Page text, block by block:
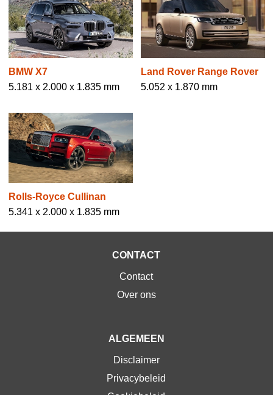
BMW X7
5.181 x 2.000 x 1.835 mm
Land Rover Range Rover
5.052 x 1.870 mm
Rolls-Royce Cullinan
5.341 x 2.000 x 1.835 mm
CONTACT
Contact
Over ons
ALGEMEEN
Disclaimer
Privacybeleid